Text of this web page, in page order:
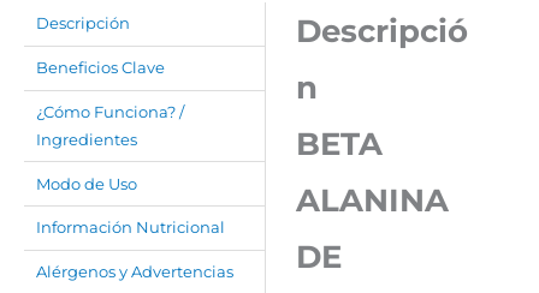
Descripción
Beneficios Clave
¿Cómo Funciona? /
Ingredientes
Modo de Uso
Información Nutricional
Alérgenos y Advertencias
Descripció
n
BETA
ALANINA
DE